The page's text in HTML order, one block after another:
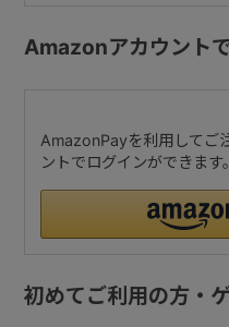
Amazonアカウント
AmazonPayを利用してご
ントでログインができます。
初めてご利用の方・